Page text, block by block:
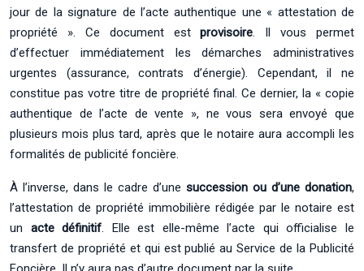
jour de la signature de l’acte authentique une « attestation de
propriété ». Ce document estprovisoire. Il vous permet
d’effectuer immédiatement les démarches administratives
urgentes (assurance, contrats d’énergie). Cependant, il ne
constitue pas votre titre de propriété final. Ce dernier, la « copie
authentique de l’acte de vente », ne vous sera envoyé que
plusieurs mois plus tard, après que le notaire aura accompli les
formalités de publicité foncière.
À l’inverse, dans le cadre d’une succession ou d’une donation,
l’attestation de propriété immobilière rédigée par le notaire est
un acte définitif. Elle est elle-même l’acte qui officialise le
transfert de propriété et qui est publié au Service de la Publicité